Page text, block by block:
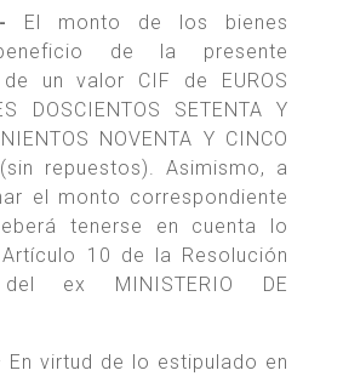
El monto de los bienes
de la presente
un valor CIF de EUROS
DOSCIENTOS SETENTA Y
NOVENTA Y CINCO
repuestos). Asimismo, a
el monto correspondiente
tenerse en cuenta lo
10 de la Resolución
ex MINISTERIO DE
En virtud de lo estipulado en